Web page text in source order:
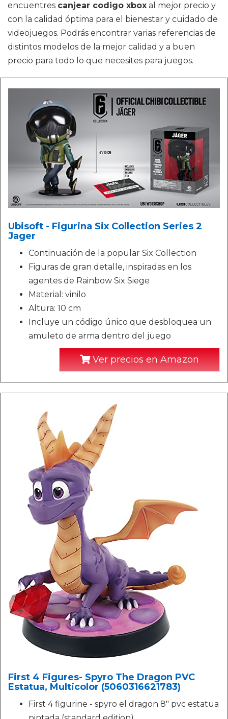
encuentres canjear codigo xbox al mejor precio y
con la calidad óptima para el bienestar y cuidado de
videojuegos. Podrás encontrar varias referencias de
distintos modelos de la mejor calidad y a buen
precio para todo lo que necesites para juegos.
Ubisoft - Figurina Six Collection Series 2
Jager
Continuación de la popular Six Collection
Figuras de gran detalle, inspiradas en los
agentes de Rainbow Six Siege
Material: vinilo
Altura: 10 cm
Incluye un código único que desbloquea un
amuleto de arma dentro del juego
Ver precios en Amazon
First 4 Figures- Spyro The Dragon PVC
Estatua, Multicolor (5060316621783)
First 4 figurine - spyro el dragon 8" pvc estatua